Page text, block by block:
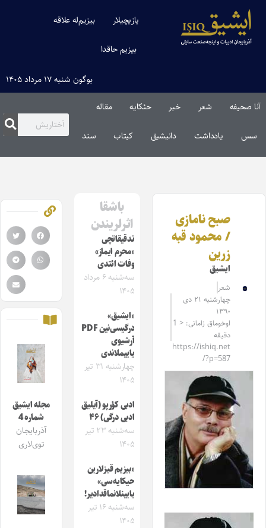
یازیچیلار بیزیم‌له علاقه
بیزیم حاقدا
بوگون شنبه ۱۷ مرداد ۱۴۰۵
آنا صحیفه شعر خبر حئکایه مقاله‌
سس یادداشت دانیشیق کیتاب سند
صبح نامازی
/ محمود قبه
زرین
ایشیق
شعر
چهارشنبه ۲۱ دی
۱۳۹۰
اوخوماق زامانی: < 1
دقیقه
https://ishiq.net
/?p=587
باشقا
اثرلریندن
تدقیقاتچی
«محرم ایماز»
وفات ائتدی
سه‌شنبه ۶ مرداد
۱۴۰۵
«ایشیق»
درگیسی‌نین PDF
آرشیوی
یاییملاندی
چهارشنبه ۳۱ تیر
۱۴۰۵
ادبی کؤرپو (آیلیق
ادبی درگی) ۴۶
سه‌شنبه ۲۳ تیر
۱۴۰۵
«بیزیم قیزلارین
حیکایه‌سی»
یایینلانماقدادیر!
سه‌شنبه ۱۶ تیر
۱۴۰۵
مجله ایشیق
شماره 4
آذربایجان
توی‌لاری